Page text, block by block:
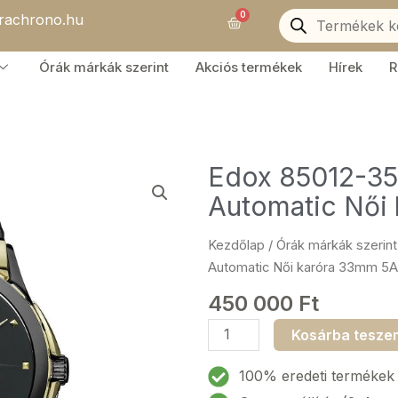
0Kosár
Products
search
Órák márkák szerint Akciós termékek Hírek
Edox 85012-
Automatic Női
Kezdőlap / Órák márkák szerint
Automatic Női karóra 33mm
450 000 Ft
Edox
85012-
357JN-
Kosárba
100% eredeti termékek